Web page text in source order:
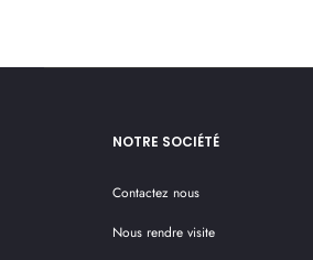
NOTRE SOCIÉTÉ
Contactez nous
Nous rendre visite